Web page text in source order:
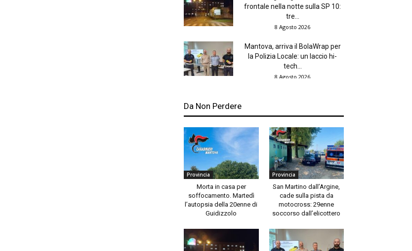
frontale nella notte sulla SP 10:
tre...
8 Agosto 2026
Mantova, arriva il BolaWrap per
la Polizia Locale: un laccio hi-
tech...
8 Agosto 2026
Da Non Perdere
Provincia
Morta in casa per
soffocamento. Martedì
l’autopsia della 20enne di
Guidizzolo
Provincia
San Martino dall’Argine,
cade sulla pista da
motocross: 29enne
soccorso dall’elicottero